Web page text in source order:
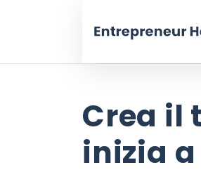
Crea il
inizia